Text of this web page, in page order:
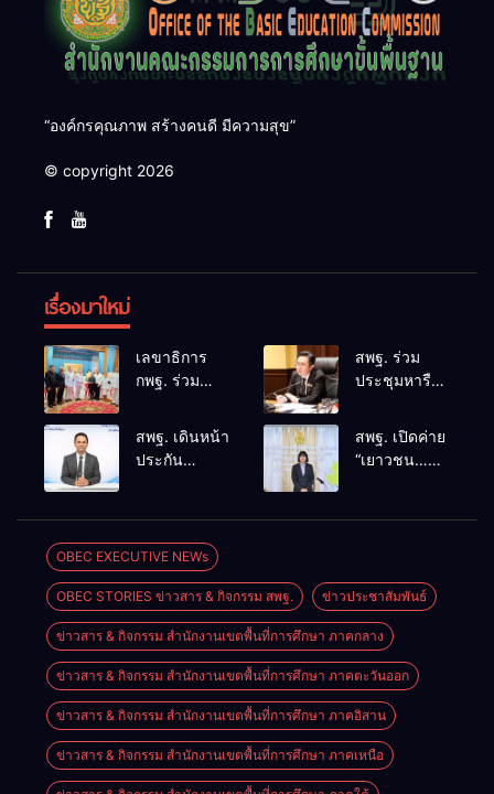
“องค์กรคุณภาพ สร้างคนดี มีความสุข”
© copyright 2026
เรื่องมาใหม่
เลขาธิการ
กพฐ. ร่วม
ศธ. ร่วมพิธี
สวดอภิธรรม
รุนแรงใน
โรงเรียน
พร้อมให้กำลัง
ใจครอบครัว
สพฐ. ร่วม
ประชุมหารือ
มาตรการ
ความปลอดภัย
ดูแลความ
สพฐ. เดินหน้า
ประกัน
บริบทจริง–คน
ตัดสินใจ” ยก
ระดับคุณภาพ
การศึกษา
อย่างเป็นรูป
ธรรม
สพฐ. เปิดค่าย
“เยาวชน…
ทรัพยากรธรรมชาติ
สืบสาน 3
รักษ์
OBEC EXECUTIVE NEWs
OBEC STORIES ข่าวสาร & กิจกรรม สพฐ. ข่าวประชาสัมพันธ์
ข่าวสาร & กิจกรรม สำนักงานเขตพื้นที่การศึกษา ภาคกลาง
ข่าวสาร & กิจกรรม สำนักงานเขตพื้นที่การศึกษา ภาคตะวันออก
ข่าวสาร & กิจกรรม สำนักงานเขตพื้นที่การศึกษา ภาคอิสาน
ข่าวสาร & กิจกรรม สำนักงานเขตพื้นที่การศึกษา ภาคเหนือ